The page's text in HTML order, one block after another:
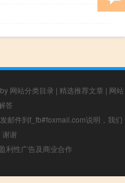
网站分类目录 | 精选推荐文章 | 网站
答
邮件到f_fb#foxmail.com说明，我们
谢谢
利性广告及商业合作